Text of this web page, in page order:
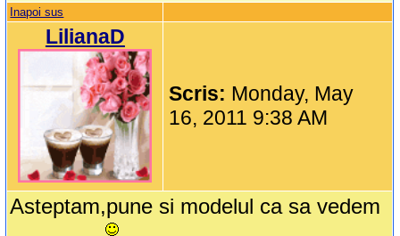
Inapoi sus
LilianaD
Scris: Monday, May
16, 2011 9:38 AM
Asteptam,pune si modelul ca sa vedem